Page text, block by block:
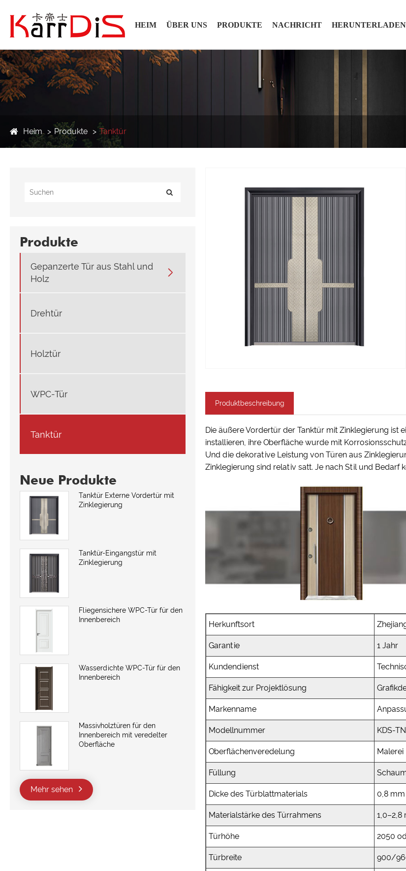
HEIM ÜBER UNS PRODUKTE NACHRICHT HERUNTERLADEN
Heim Produkte Tanktür
Produkte
Gepanzerte Tür aus Stahl und
Holz

Drehtür
Holztür
WPC-Tür
Tanktür
Neue Produkte
Tanktür Externe Vordertür mit
Zinklegierung
Tanktür-Eingangstür mit
Zinklegierung
Fliegensichere WPC-Tür für den
Innenbereich
Wasserdichte WPC-Tür für den
Innenbereich
Massivholztüren für den
Innenbereich mit veredelter
Oberfläche
Mehr sehen
Produktbeschreibung
Die äußere Vordertür der Tanktür mit Zinklegierung ist
installieren, ihre Oberfläche wurde mit
Und die dekorative Leistung von Türen aus
Zinklegierung sind relativ satt. Je nach Stil und Bedarf
Herkunftsort
Garantie 1 Jahr
Kundendienst
Fähigkeit zur Projektlösung
Markenname
Modellnummer KDS-
Oberflächenveredelung Malerei
Füllung
Dicke des Türblattmaterials 0,8 mm
Materialstärke des Türrahmens 1,0–2,8
Türhöhe 2050
Türbreite 900/